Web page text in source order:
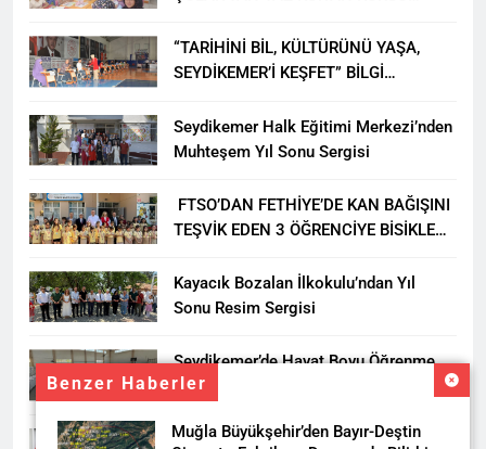
Benzer Haberler
Muğla Büyükşehir’den Bayır-Deştin
“TARİHİNİ BİL, KÜLTÜRÜNÜ YAŞA,
SEYDİKEMER’İ KEŞFET” BİLGİ
Seydikemer Halk Eğitimi Merkezi’nden
Muhteşem Yıl Sonu Sergisi
FTSO’DAN FETHİYE’DE KAN BAĞIŞINI
TEŞVİK EDEN 3 ÖĞRENCİYE BİSİKLET
Kayacık Bozalan İlkokulu’ndan Yıl
Sonu Resim Sergisi
Seydikemer’de Hayat Boyu Öğrenme
Haftası Kadıköy Sergisiyle Başladı
DALAMAN KENT PARK PROJESİ İÇİN